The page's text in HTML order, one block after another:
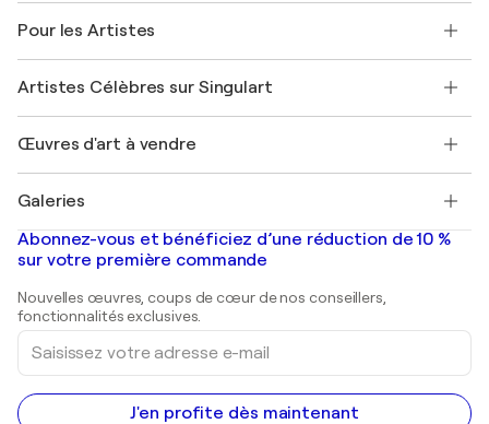
Offrir une carte cadeau
Rejoignez notre programme commercial
Mon compte
+33 1 76 44 06 42
FAQ
Magazine Singulart
Emplois
Découvrez une sélection d'art original
Pour les Artistes
Se connecter en tant qu'Artiste
Artistes Célèbres sur Singulart
Marc Chagall
Banksy
Mr. Brainwash
Shepard Fairey
Œuvres d'art à vendre
Tableaux abstraits à vendre
Peintures de paysage
Estampes
Peintures acryliques
Galeries
Galeries d'art en France
Galeries d'art en Belgique
Abonnez-vous et bénéficiez d’une réduction de 10 %
sur votre première commande
Nouvelles œuvres, coups de cœur de nos conseillers,
fonctionnalités exclusives.
Saisissez
votre
adresse
e-
mail
J'en profite dès maintenant